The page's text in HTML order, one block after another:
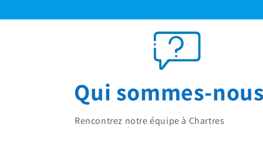
Qui sommes-
Rencontrez notre équipe à Chartres